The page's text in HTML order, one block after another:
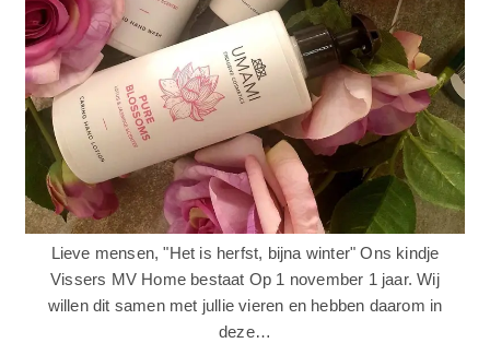
Lieve mensen, "Het is herfst, bijna winter" Ons kindje
Vissers MV Home bestaat Op 1 november 1 jaar. Wij
willen dit samen met jullie vieren en hebben daarom in
deze…